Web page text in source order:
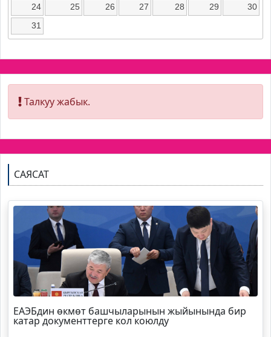
24
25 26 27 28 29
30
31
Талкуу жабык.
САЯСАТ
ЕАЭБдин өкмөт башчыларынын жыйынында бир
катар документтерге кол коюлду